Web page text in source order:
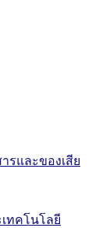
รและของเสีย
ทคโนโลยี